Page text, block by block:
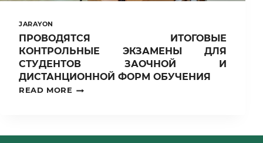
JARAYON
ПРОВОДЯТСЯ ИТОГОВЫЕ
КОНТРОЛЬНЫЕ ЭКЗАМЕНЫ ДЛЯ
СТУДЕНТОВ ЗАОЧНОЙ И
ДИСТАНЦИОННОЙ ФОРМ ОБУЧЕНИЯ
READ MORE
ПРОВОДЯТСЯ